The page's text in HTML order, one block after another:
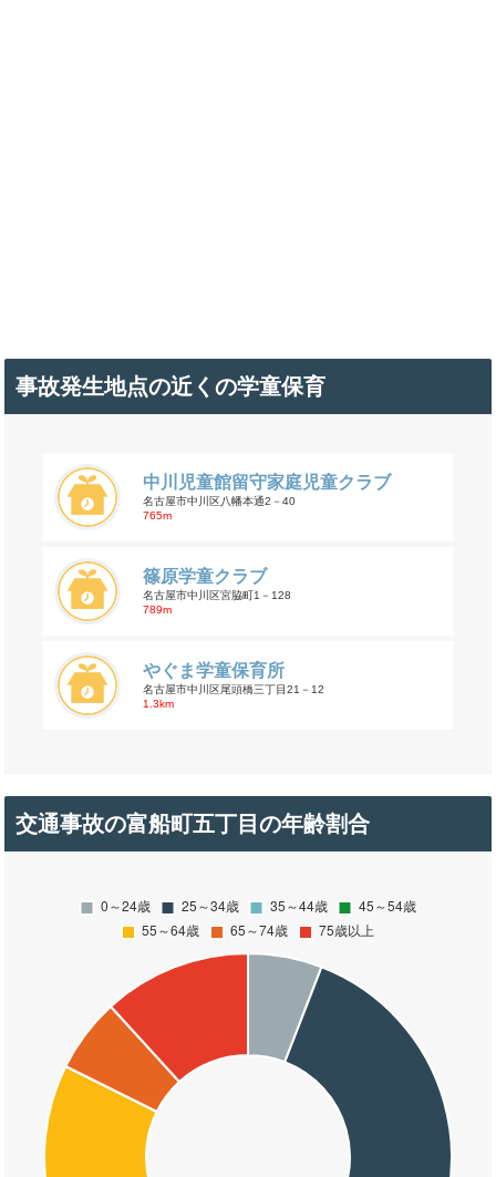
事故発生地点の近くの学童保育
中川児童館留守家庭児童クラブ
名古屋市中川区八幡本通2－40
765m
篠原学童クラブ
名古屋市中川区宮脇町1－128
789m
やぐま学童保育所
名古屋市中川区尾頭橋三丁目21－12
1.3km
交通事故の富船町五丁目の年齢割合